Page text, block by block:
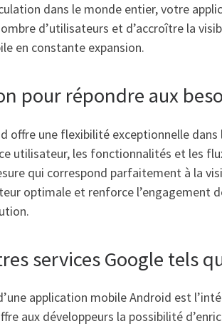
dans le monde entier, votre
d’utilisateurs et d’accroître la
en constante expansion.
pour répondre aux
offre une flexibilité exceptionnelle
utilisateur, les fonctionnalités et les
qui correspond parfaitement à la
optimale et renforce l’engagement
services Google tels
application mobile Android est
aux développeurs la possibilité